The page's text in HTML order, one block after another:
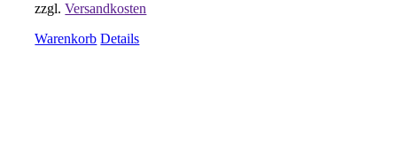
zzgl.Versandkosten
Warenkorb Details